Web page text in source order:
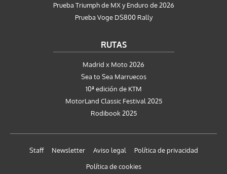
Prueba Triumph de MX y Enduro de 2026
Prueba Voge DS800 Rally
RUTAS
Madrid x Moto 2026
Sea to Sea Marruecos
10ª edición de KTM
MotorLand Classic Festival 2025
Rodibook 2025
Staff Newsletter Aviso legal
Política de privacidad
Política de cookies